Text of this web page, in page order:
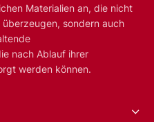
Materialien an, die nicht
sondern auch
nach Ablauf ihrer
werden können.